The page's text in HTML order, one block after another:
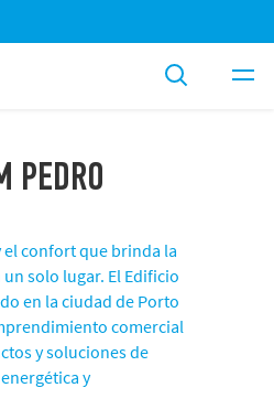
PEDRO
el confort que brinda la
solo lugar. El Edificio
en la ciudad de Porto
comercial
y soluciones de
y